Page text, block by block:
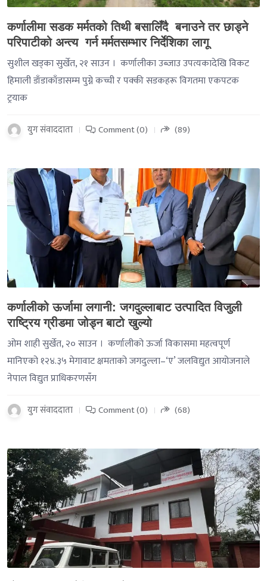
कर्णालीमा सडक मर्मतको तिथी बसालिँदै बनाउने तर छाड्ने
परिपाटीको अन्त्य गर्न मर्मतसम्भार निर्देशिका लागू
सुशील खड्का सुर्खेत, २१ साउन । कर्णालीका उब्जाउ उपत्यकादेखि विकट
हिमाली डाँडाकाँडासम्म पुग्ने कच्ची र पक्की सडकहरू विगतमा एकपटक
ट्रयाक
युग संवाददाता Comment (0) (89)
कर्णालीको ऊर्जामा लगानी: जगदुल्लाबाट उत्पादित विजुली
राष्ट्रिय ग्रीडमा जोड्न बाटो खुल्यो
ओम शाही सुर्खेत, २० साउन । कर्णालीको ऊर्जा विकासमा महत्वपूर्ण
मानिएको १२४.३५ मेगावाट क्षमताको जगदुल्ला–‘ए’ जलविद्युत आयोजनाले
नेपाल विद्युत प्राधिकरणसँग
युग संवाददाता Comment (0) (68)
-->